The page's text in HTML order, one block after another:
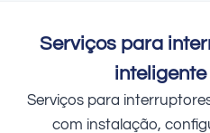
Serviços para
inteligente
Serviços para
com instalação,